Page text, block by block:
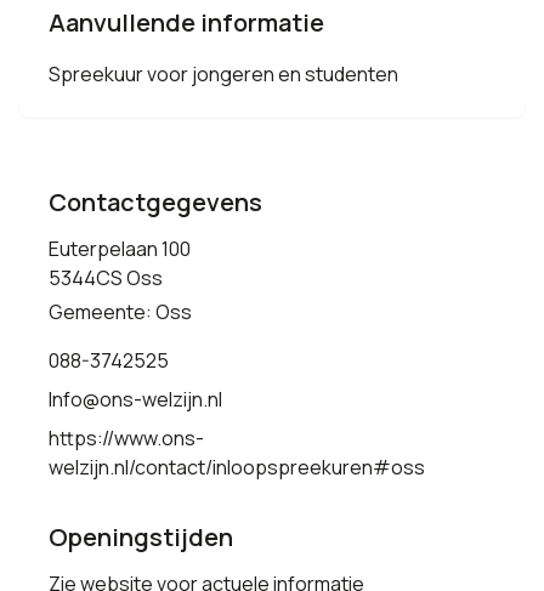
Aanvullende informatie
Spreekuur voor jongeren en studenten
Contactgegevens
Euterpelaan 100
5344CS Oss
Gemeente: Oss
088-3742525
Info@ons-welzijn.nl
https://www.ons-
welzijn.nl/contact/inloopspreekuren#oss
Openingstijden
Zie website voor actuele informatie